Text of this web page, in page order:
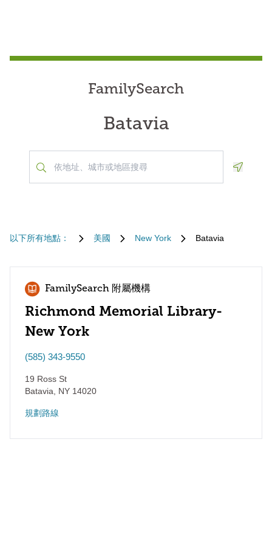
FamilySearch
Batavia
以下所有地點： 美國 New York Batavia
FamilySearch 附屬機構
Richmond Memorial Library-
New York
(585) 343-9550
19 Ross St
Batavia
NY 14020
規劃路線